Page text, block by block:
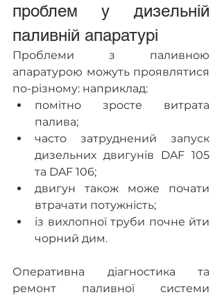
проблем у дизельній
паливній апаратурі
Проблеми з паливною
апаратурою можуть проявлятися
по-різному: наприклад:
помітно зросте витрата
палива;
часто затруднений запуск
дизельних двигунів DAF 105
та DAF 106;
двигун також може почати
втрачати потужність;
із вихлопної труби почне йти
чорний дим.
Оперативна діагностика та
ремонт паливної системи